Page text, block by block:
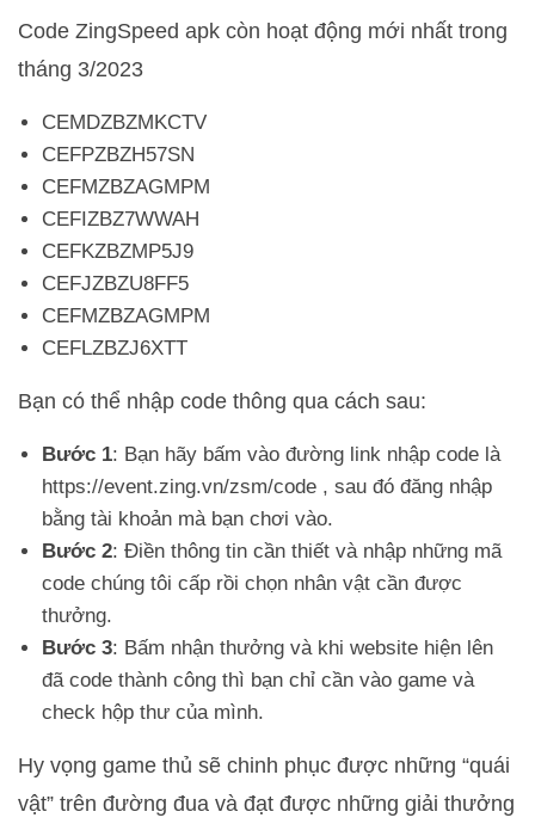
Code ZingSpeed apk còn hoạt động mới nhất trong
tháng 3/2023
CEMDZBZMKCTV
CEFPZBZH57SN
CEFMZBZAGMPM
CEFIZBZ7WWAH
CEFKZBZMP5J9
CEFJZBZU8FF5
CEFMZBZAGMPM
CEFLZBZJ6XTT
Bạn có thể nhập code thông qua cách sau:
Bước 1: Bạn hãy bấm vào đường link nhập code là
https://event.zing.vn/zsm/code , sau đó đăng nhập
bằng tài khoản mà bạn chơi vào.
Bước 2: Điền thông tin cần thiết và nhập những mã
code chúng tôi cấp rồi chọn nhân vật cần được
thưởng.
Bước 3: Bấm nhận thưởng và khi website hiện lên
đã code thành công thì bạn chỉ cần vào game và
check hộp thư của mình.
Hy vọng game thủ sẽ chinh phục được những “quái
vật” trên đường đua và đạt được những giải thưởng